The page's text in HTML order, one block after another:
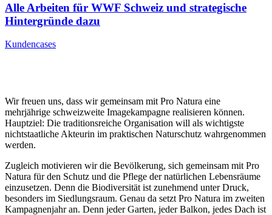
Alle Arbeiten für WWF Schweiz und strategische
Hintergründe dazu
Kundencases
Wir freuen uns, dass wir gemeinsam mit Pro Natura eine
mehrjährige schweizweite Imagekampagne realisieren können.
Hauptziel: Die traditionsreiche Organisation will als wichtigste
nichtstaatliche Akteurin im praktischen Naturschutz wahrgenommen
werden.
Zugleich motivieren wir die Bevölkerung, sich gemeinsam mit Pro
Natura für den Schutz und die Pflege der natürlichen Lebensräume
einzusetzen. Denn die Biodiversität ist zunehmend unter Druck,
besonders im Siedlungsraum. Genau da setzt Pro Natura im zweiten
Kampagnenjahr an. Denn jeder Garten, jeder Balkon, jedes Dach ist